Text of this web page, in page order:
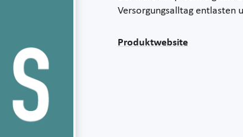
Versorgungsalltag entlasten
Produktwebsite